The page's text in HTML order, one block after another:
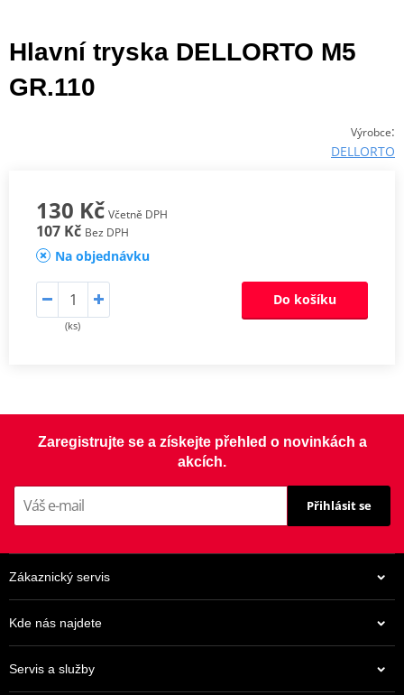
Hlavní tryska DELLORTO M5
GR.110
Výrobce:
DELLORTO
130 Kč Včetně DPH
107 Kč Bez DPH
Na objednávku
(ks)
Do košíku
Zaregistrujte se a získejte přehled o novinkách a
akcích.
Přihlásit se
Zákaznický servis
Kde nás najdete
Servis a služby